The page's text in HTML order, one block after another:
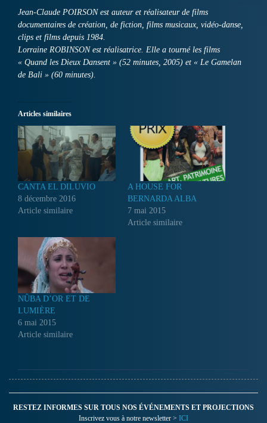
Jean-Claude POIRSON est auteur et réalisateur de films
documentaires de création, de fiction, films musicaux, vidéo-danse,
clips et films depuis 1984.
Lorraine ROBINSON est réalisatrice. Elle a tourné les films
« Quand les Dieux Dansent » (52 minutes, 2005) et « Le Gamelan
de Bali » (60 minutes).
Articles similaires
CANTA EL DILUVIO
8 décembre 2016
Article similaire
A HOUSE FOR
BERNARDA ALBA
7 mai 2015
Article similaire
NÛBA D’OR ET DE
LUMIÈRE
6 mai 2015
Article similaire
RESTEZ INFORMES SUR TOUS NOS ÉVÉNEMENTS ET PROJECTIONS
Inscrivez vous à notre newsletter > ICI